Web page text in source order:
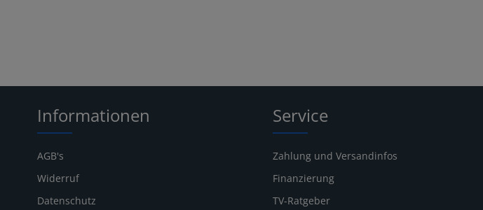
Informationen
AGB's
Widerruf
Datenschutz
Service
Zahlung und Versandinfos
Finanzierung
TV-Ratgeber